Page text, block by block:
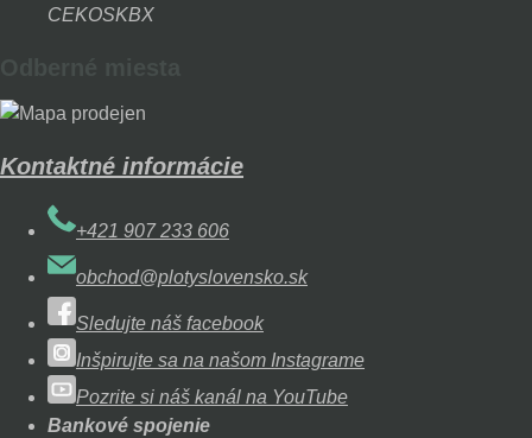
CEKOSKBX
Kontaktné informácie
+421 907 233 606
obchod@plotyslovensko.sk
Sledujte náš facebook
Inšpirujte sa na našom Instagrame
Pozrite si náš kanál na YouTube
Bankové spojenie